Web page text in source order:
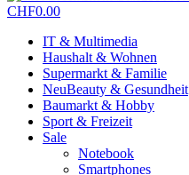
CHF0.00
IT & Multimedia
Haushalt & Wohnen
Supermarkt & Familie
NeuBeauty & Gesundheit
Baumarkt & Hobby
Sport & Freizeit
Sale
Notebook
Smartphones